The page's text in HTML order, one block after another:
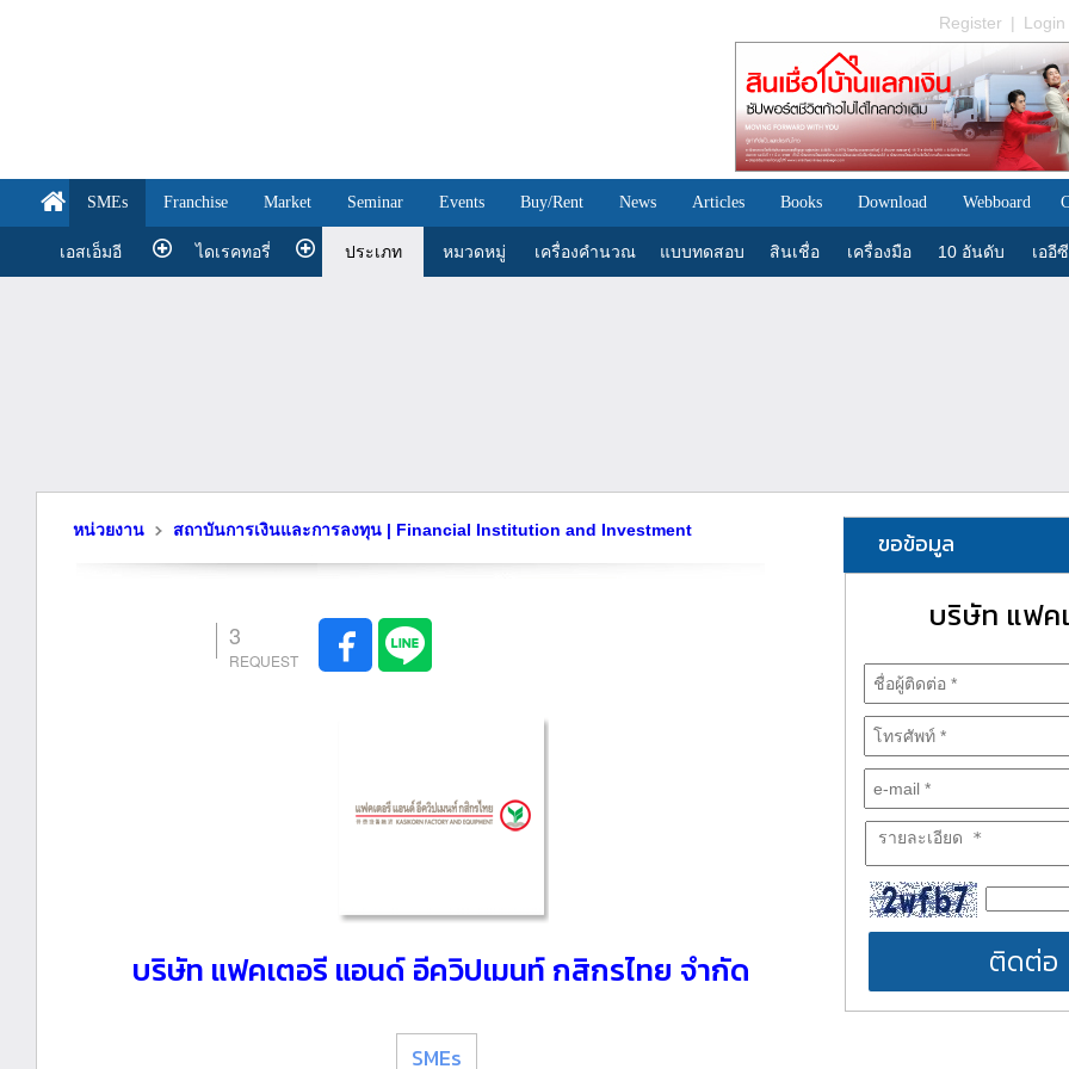
Register | Login
SMEs Franchise Market Seminar Events Buy/Rent News Articles Books Download Webboard
เอสเอ็มอี ไดเรคทอรี่ ประเภท หมวดหมู่ เครื่องคำนวณ แบบทดสอบ สินเชื่อ เครื่องมือ 10 อันดับ เออีซี
หน่วยงาน สถาบันการเงินและการลงทุน | Financial Institution and Investment
3
บริษัท แฟคเตอรี แอนด์ อีควิปเมนท์ กสิกรไทย จำกัด
SMEs
ขอข้อมูล
บริษัท แฟค
ติดต่อ